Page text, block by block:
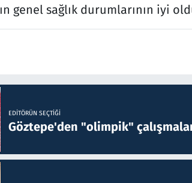
genel sağlık durumlarının iyi
EDITÖRÜN SEÇTIĞI
Göztepe'den "olimpik"